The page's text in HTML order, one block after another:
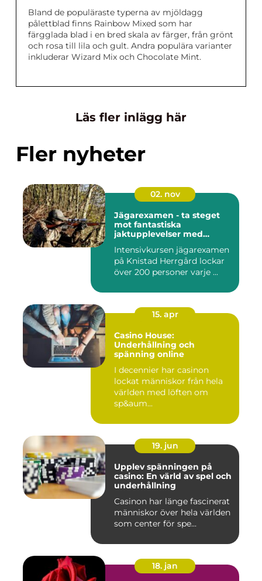
Bland de populäraste typerna av mjöldagg
pålettblad finns Rainbow Mixed som har
färgglada blad i en bred skala av färger, från grönt
och rosa till lila och gult. Andra populära varianter
inkluderar Wizard Mix och Chocolate Mint.
Läs fler inlägg här
Fler nyheter
02. nov
Jägarexamen - ta steget
mot fantastiska
jaktupplevelser med
Intensivkursen jägarexamen
på Knistad Herrgård lockar
över 200 personer varje ...
15. apr
Casino House:
Underhållning och
spänning online
I decennier har casinon
lockat människor från hela
världen med löften om
sp&aum...
19. jun
Upplev spänningen på
casino: En värld av spel och
underhållning
Casinon har länge fascinerat
människor över hela världen
som center för spe...
18. jan